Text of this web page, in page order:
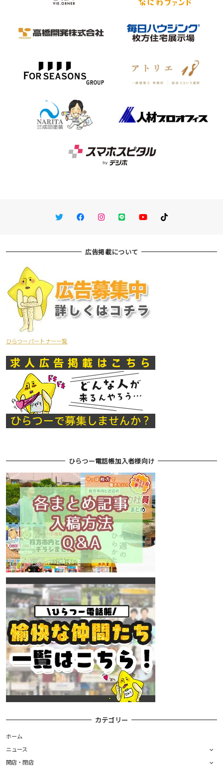
TwitterFacebookInstagram
LINE You TubeTikTok
広告掲載について
ひらつーパートナー一覧
ひらつー電話帳加入者様向け
カテゴリー
ホーム
ニュース
開店・閉店